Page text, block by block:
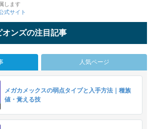
します
式サイト
ンズの注目記事
人気ページ
メガカメックスの弱点タイプと入手方法｜種族
値・覚える技